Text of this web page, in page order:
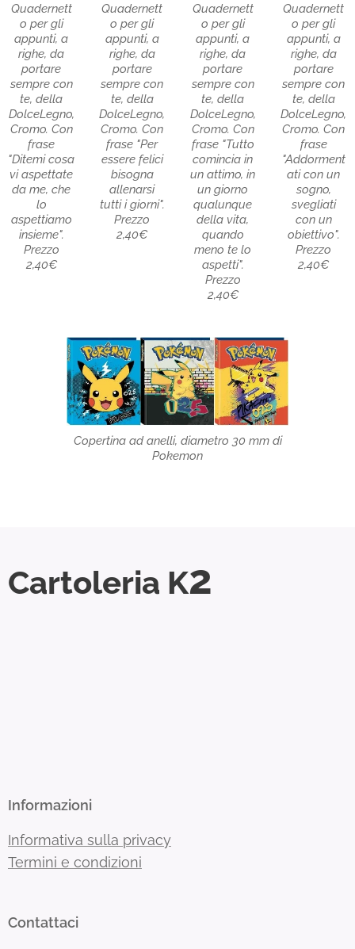
Quadernett
o per gli
appunti, a
righe, da
portare
sempre con
te, della
DolceLegno,
Cromo. Con
frase
"Ditemi cosa
vi aspettate
da me, che
lo
aspettiamo
insieme".
Prezzo
2,40€
Quadernett
o per gli
appunti, a
righe, da
portare
sempre con
te, della
DolceLegno,
Cromo. Con
frase "Per
essere felici
bisogna
allenarsi
tutti i giorni".
Prezzo
2,40€
Quadernett
o per gli
appunti, a
righe, da
portare
sempre con
te, della
DolceLegno,
Cromo. Con
frase "Tutto
comincia in
un attimo, in
un giorno
qualunque
della vita,
quando
meno te lo
aspetti".
Prezzo
2,40€
Quadernett
o per gli
appunti, a
righe, da
portare
sempre con
te, della
DolceLegno,
Cromo. Con
frase
"Addorment
ati con un
sogno,
svegliati
con un
obiettivo".
Prezzo
2,40€
Copertina ad anelli, diametro 30 mm di
Pokemon
Cartoleria K2
Informazioni
Informativa sulla privacy
Termini e condizioni
Contattaci